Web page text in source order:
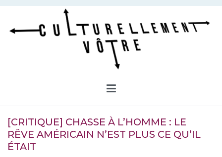
Aller
contenu
[CRITIQUE] CHASSE À L’HOMME : LE
RÊVE AMÉRICAIN N’EST PLUS CE QU’IL
ÉTAIT